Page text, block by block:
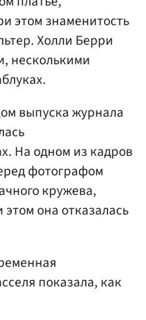
этом знаменитость
Холли Берри
несколькими
выпуска журнала
На одном из кадров
фотографом
кружева,
она отказалась
показала, как